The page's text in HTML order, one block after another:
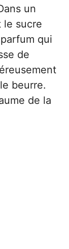
un
le sucre
qui
de
beurre.
de la